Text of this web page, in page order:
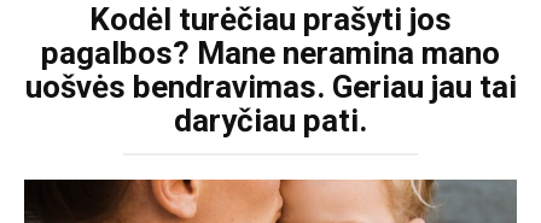
Kodėl turėčiau prašyti jos
pagalbos? Mane neramina mano
uošvės bendravimas. Geriau jau tai
daryčiau pati.